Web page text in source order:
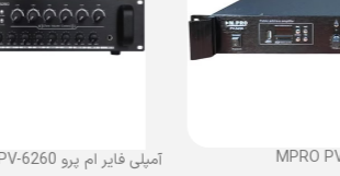
آمپلی فایر ام پرو MPRO PV-6260